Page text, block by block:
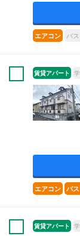
エアコン バ
賃貸アパート
エアコン バ
賃貸アパート